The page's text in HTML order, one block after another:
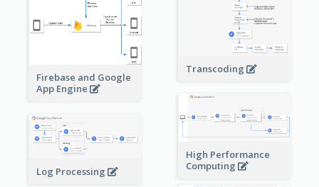
Firebase and Google
App Engine
Transcoding
High Performance
Computing
Log Processing